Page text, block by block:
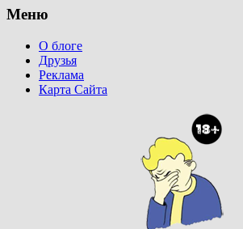
Меню
О блоге
Друзья
Реклама
Карта Сайта